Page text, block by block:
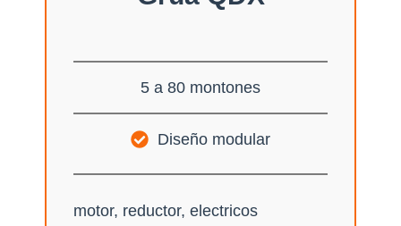
5 a 80 montones
Diseño modular
motor, reductor, electricos